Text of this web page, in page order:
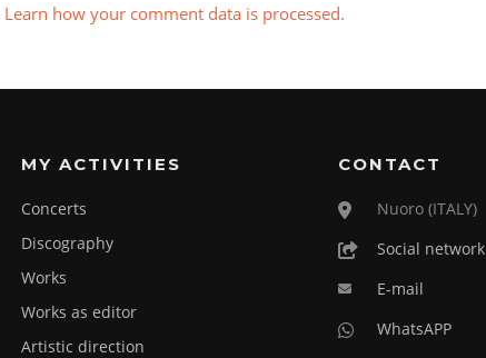
Learn how your comment data is processed.
MY ACTIVITIES
Concerts
Discography
Works
Works as editor
Artistic direction
CONTACT
Nuoro (ITALY)
Social network
E-mail
WhatsAPP